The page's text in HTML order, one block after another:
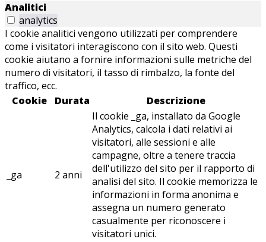
Analitici
analytics
I cookie analitici vengono utilizzati per comprendere
come i visitatori interagiscono con il sito web. Questi
cookie aiutano a fornire informazioni sulle metriche del
numero di visitatori, il tasso di rimbalzo, la fonte del
traffico, ecc.
Cookie
Durata Descrizione
_ga 2 anni
Il cookie _ga, installato da Google
Analytics, calcola i dati relativi ai
visitatori, alle sessioni e alle
campagne, oltre a tenere traccia
dell'utilizzo del sito per il rapporto di
analisi del sito. Il cookie memorizza le
informazioni in forma anonima e
assegna un numero generato
casualmente per riconoscere i
visitatori unici.